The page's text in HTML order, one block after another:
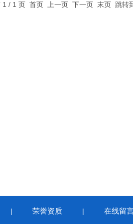
1 / 1 页 首页 上一页 下一页 末页 跳转
| 荣誉资质 | 在线留